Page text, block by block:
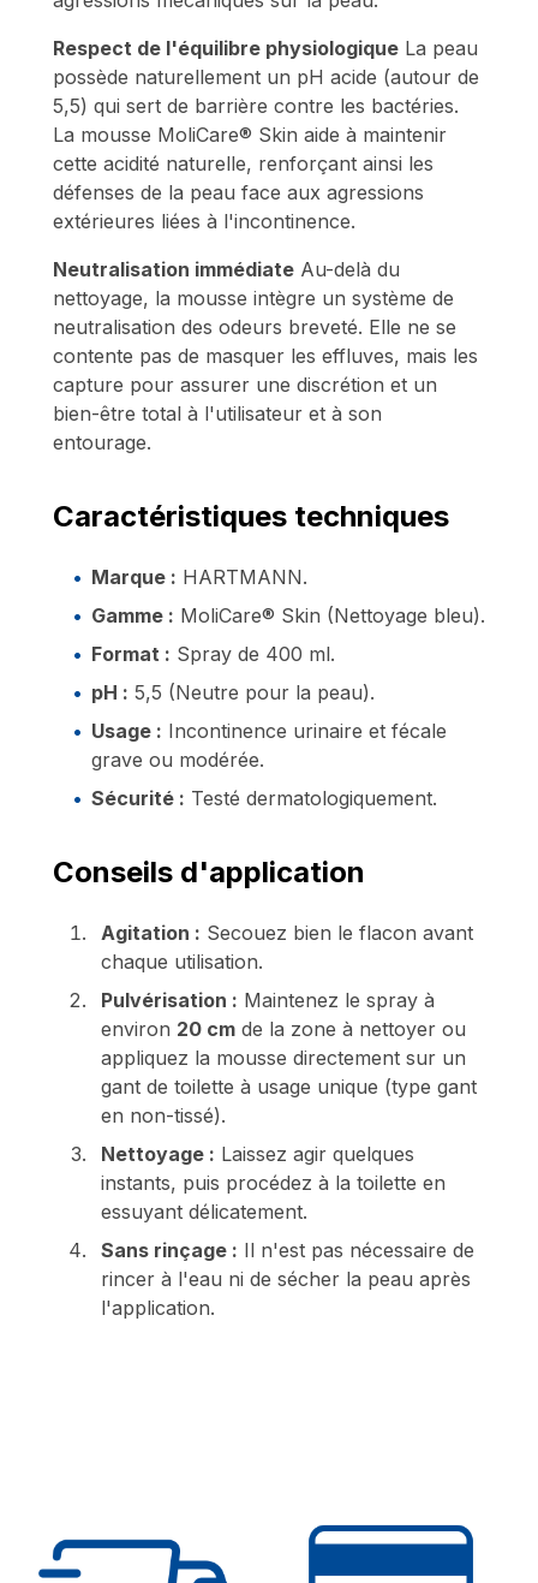
Respect de l'équilibre physiologique La peau
possède naturellement un pH acide (autour de
5,5) qui sert de barrière contre les bactéries.
La mousse MoliCare® Skin aide à maintenir
cette acidité naturelle, renforçant ainsi les
défenses de la peau face aux agressions
extérieures liées à l'incontinence.
Neutralisation immédiate Au-delà du
nettoyage, la mousse intègre un système de
neutralisation des odeurs breveté. Elle ne se
contente pas de masquer les effluves, mais les
capture pour assurer une discrétion et un
bien-être total à l'utilisateur et à son
entourage.
Caractéristiques techniques
Marque : HARTMANN.
Gamme : MoliCare® Skin (Nettoyage bleu).
Format : Spray de 400 ml.
pH : 5,5 (Neutre pour la peau).
Usage : Incontinence urinaire et fécale
grave ou modérée.
Sécurité : Testé dermatologiquement.
Conseils d'application
Agitation : Secouez bien le flacon avant
chaque utilisation.
Pulvérisation : Maintenez le spray à
environ 20 cm de la zone à nettoyer ou
appliquez la mousse directement sur un
gant de toilette à usage unique (type gant
en non-tissé).
Nettoyage : Laissez agir quelques
instants, puis procédez à la toilette en
essuyant délicatement.
Sans rinçage : Il n'est pas nécessaire de
rincer à l'eau ni de sécher la peau après
l'application.